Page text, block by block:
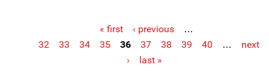
« first ‹ previous
…
32
33 34 35 36 37 38 39 40 …
next
›
last »